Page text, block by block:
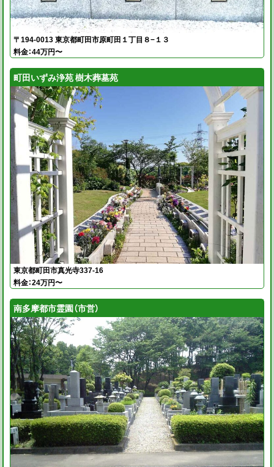
〒194-0013 東京都町田市原町田１丁目８−１３
料金：44万円〜
町田いずみ浄苑 樹木葬墓苑
東京都町田市真光寺337-16
料金：24万円〜
南多摩都市霊園（市営）